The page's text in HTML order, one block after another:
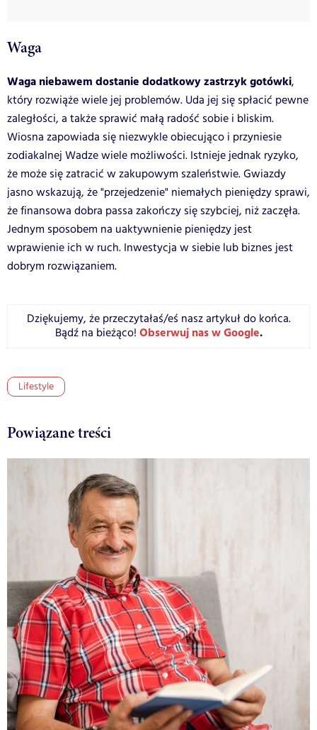
Waga
Waga niebawem dostanie dodatkowy zastrzyk gotówki,
który rozwiąże wiele jej problemów. Uda jej się spłacić pewne
zaległości, a także sprawić małą radość sobie i bliskim.
Wiosna zapowiada się niezwykle obiecująco i przyniesie
zodiakalnej Wadze wiele możliwości. Istnieje jednak ryzyko,
że może się zatracić w zakupowym szaleństwie. Gwiazdy
jasno wskazują, że "przejedzenie" niemałych pieniędzy sprawi,
że finansowa dobra passa zakończy się szybciej, niż zaczęła.
Jednym sposobem na uaktywnienie pieniędzy jest
wprawienie ich w ruch. Inwestycja w siebie lub biznes jest
dobrym rozwiązaniem.
Dziękujemy, że przeczytałaś/eś nasz artykuł do końca.
Bądź na bieżąco! Obserwuj nas w Google.
Lifestyle
Powiązane treści